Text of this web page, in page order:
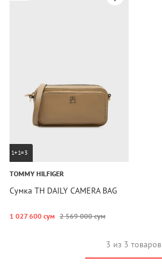
1+1=3
TOMMY HILFIGER
Сумка TH DAILY CAMERA BAG
1 027 600 сум 2 569 000 сум
3 из 3 товаров